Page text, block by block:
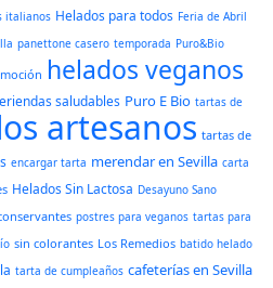
italianos Helados para todos Feria de Abril
panettone casero temporada Puro&Bio
helados veganos
saludables Puro E Bio tartas de
artesanos tartas de
encargar tarta merendar en Sevilla carta
Helados Sin Lactosa Desayuno Sano
postres para veganos tartas para
sin colorantes Los Remedios batido helado
tarta de cumpleaños cafeterías en Sevilla